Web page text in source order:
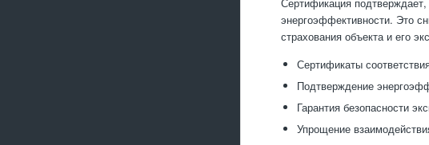
энергоэффективности. Это
страхования объекта и его
Сертификаты
Подтверждение
Гарантия безопасности
Упрощение